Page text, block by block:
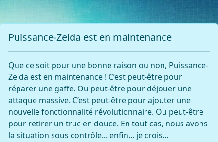
Puissance-Zelda est en maintenance
Que ce soit pour une bonne raison ou non, Puissance-
Zelda est en maintenance ! C’est peut-être pour
réparer une gaffe. Ou peut-être pour déjouer une
attaque massive. C’est peut-être pour ajouter une
nouvelle fonctionnalité révolutionnaire. Ou peut-être
pour retirer un truc en douce. En tout cas, nous avons
la situation sous contrôle... enfin... je crois...